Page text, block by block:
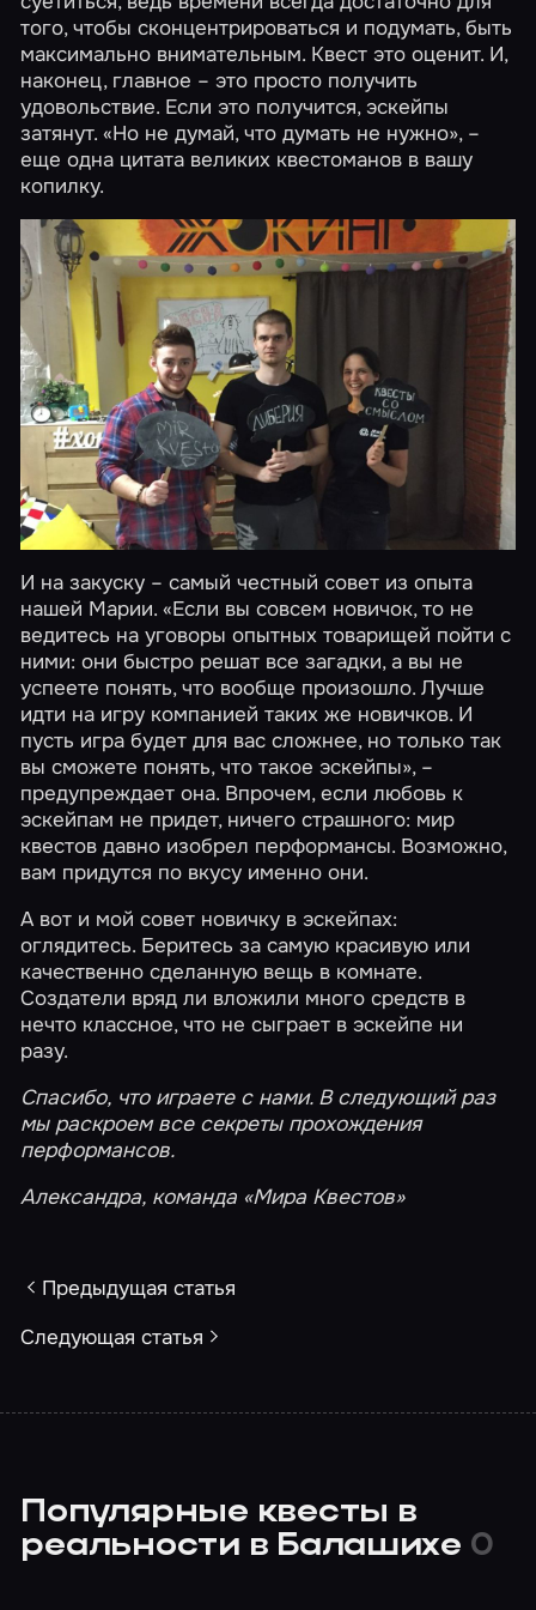
того, чтобы сконцентрироваться и подумать, быть
максимально внимательным. Квест это оценит. И,
наконец, главное – это просто получить
удовольствие. Если это получится, эскейпы
затянут. «Но не думай, что думать не нужно», –
еще одна цитата великих квестоманов в вашу
копилку.
И на закуску – самый честный совет из опыта
нашей Марии. «Если вы совсем новичок, то не
ведитесь на уговоры опытных товарищей пойти с
ними: они быстро решат все загадки, а вы не
успеете понять, что вообще произошло. Лучше
идти на игру компанией таких же новичков. И
пусть игра будет для вас сложнее, но только так
вы сможете понять, что такое эскейпы», –
предупреждает она. Впрочем, если любовь к
эскейпам не придет, ничего страшного: мир
квестов давно изобрел перформансы. Возможно,
вам придутся по вкусу именно они.
А вот и мой совет новичку в эскейпах:
оглядитесь. Беритесь за самую красивую или
качественно сделанную вещь в комнате.
Создатели вряд ли вложили много средств в
нечто классное, что не сыграет в эскейпе ни
разу.
Спасибо, что играете с нами. В следующий раз
мы раскроем все секреты прохождения
перформансов.
Александра, команда «Мира Квестов»
Предыдущая статья
Следующая статья
Популярные квесты в
реальности в Балашихе 0